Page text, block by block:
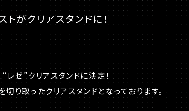
がクリアスタンドに！
レゼ”クリアスタンドに決定！
り取ったクリアスタンドとなっております。